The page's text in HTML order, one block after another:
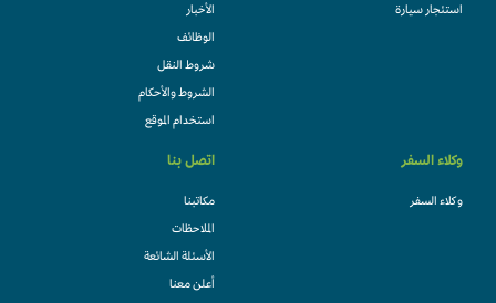
استئجار سيارة الأخبار
الوظائف
شروط النقل
الشروط والأحكام
استخدام الموقع
وكلاء السفر
وكلاء السفر
اتصل بنا
مكاتبنا
الملاحظات
الأسئلة الشائعة
أعلن معنا